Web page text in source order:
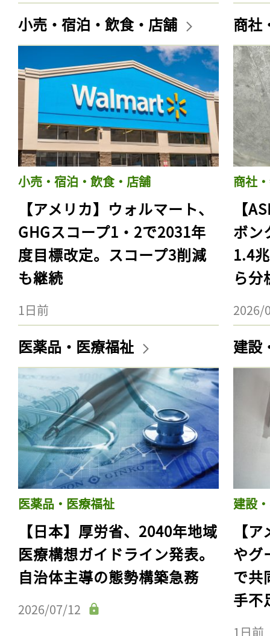
小売・宿泊・飲食・店舗
小売・宿泊・飲食・店舗
【アメリカ】ウォルマート、
GHGスコープ1・2で2031年
度目標改定。スコープ3削減
も継続
1日前
商社
商社
【
ボン
1.4
ら分
2026/
医薬品・医療福祉
医薬品・医療福祉
【日本】厚労省、2040年地域
医療構想ガイドライン発表。
自治体主導の態勢構築急務
2026/07/12
建設
建設
【
やグ
で共
手不
1日前